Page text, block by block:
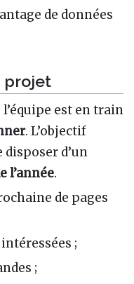
de données
projet
est en train
. L’objectif
disposer d’un
l’année.
de pages
;
;